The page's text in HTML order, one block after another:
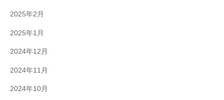
2025年2月
2025年1月
2024年12月
2024年11月
2024年10月